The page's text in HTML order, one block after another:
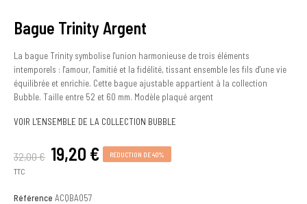
Bague Trinity Argent
La bague Trinity symbolise l'union harmonieuse de trois éléments
intemporels : l'amour, l'amitié et la fidélité, tissant ensemble les fils d'une vie
équilibrée et enrichie. Cette bague ajustable appartient à la collection
Bubble. Taille entre 52 et 60 mm. Modèle plaqué argent
VOIR L'ENSEMBLE DE LA COLLECTION BUBBLE
32,00 € 19,20 € RÉDUCTION DE 40%
TTC
Référence ACQBA057